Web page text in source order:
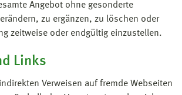
Angebot ohne gesonderte
zu ergänzen, zu löschen oder
zeitweise oder endgültig einzustellen.
Links
Verweisen auf fremde Webseiten